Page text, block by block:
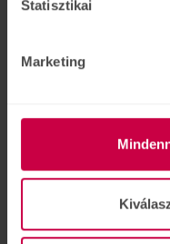
Statisztikai
Marketing